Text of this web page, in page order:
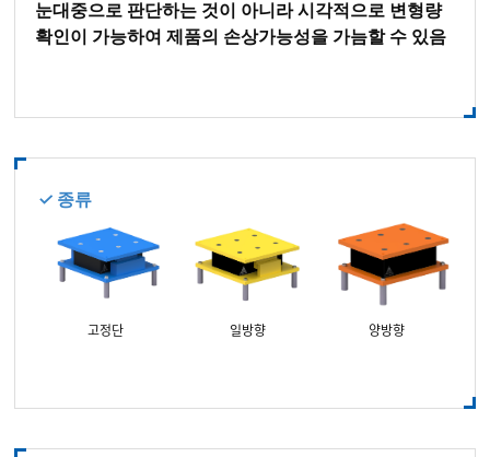
눈대중으로 판단하는 것이 아니라 시각적으로 변형량
확인이 가능하여 제품의 손상가능성을 가늠할 수 있음
종류
고정단 일방향 양방향